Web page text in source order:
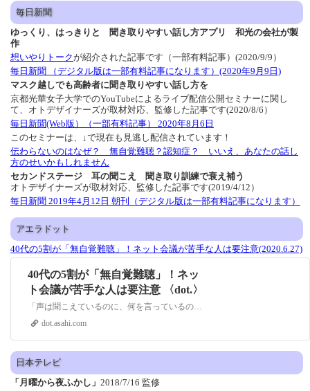
毎日新聞
ゆっくり、はっきりと 聞き取りやすい話し方アプリ 和光の会社が製
作
想いやりトークが紹介された記事です（一部有料記事）(2020/9/9）
毎日新聞 （デジタル版は一部有料記事になります）(2020年9月9日)
マスク越しでも高齢者に聞き取りやすい話し方を
京都光華女子大学でのYouTubeによるライブ配信公開セミナーに関し
て、オトデザイナーズが取材対応、監修した記事です(2020/8/6）
毎日新聞(Web版）（一部有料記事） 2020年8月6日
このセミナーは、↓で現在も見逃し配信されています！
伝わらないのはなぜ？ 無自覚難聴？認知症？ いいえ、あなたの話し
方のせいかもしれません
セカンドステージ 耳の聞こえ 聞き取り訓練で衰え補う
オトデザイナーズが取材対応、監修した記事です(2019/4/12）
毎日新聞 2019年4月12日 朝刊（デジタル版は一部有料記事になります）
アエラドット
40代の5割が「無自覚難聴」！ネット会議が苦手な人は要注意(2020.6.27)
40代の5割が「無自覚難聴」！ネッ
ト会議が苦手な人は要注意 〈dot.〉
「声は聞こえているのに、何を言っているのかよくわからない」「自分の言いたいことが、相手に伝わらない」 新型コロナウイルス感染拡大の影響で、各所での導入が加速しているテレワーク。その中で、こんな悩みを訴...
dot.asahi.com
日本テレビ
「月曜から夜ふかし」 2018/7/16 監修